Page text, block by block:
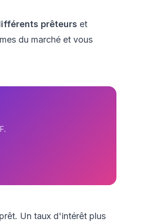
prêteurs et
du marché et vous
Un taux d'intérêt plus